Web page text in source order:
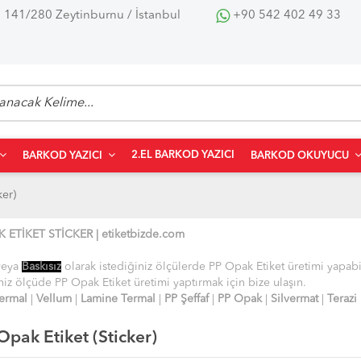
141/280 Zeytinburnu / İstanbul +90 542 402 49 33
BARKOD YAZICI 2.EL BARKOD YAZICI BARKOD OKUYUCU
ETİKET STİCKER| etiketbizde.com
Baskısızolarak istediğiniz ölçülerde PP Opak Etiket üretimi
ölçüde PP Opak Etiket üretimi yaptırmak için bize ulaşın.
Vellum Lamine Termal PP Şeffaf| PP Opak| Silvermat| Terazi
Alanları Yapışkan Türleri
Sektörü
• Akrilik [ Standart ]
Etiket (Sticker)